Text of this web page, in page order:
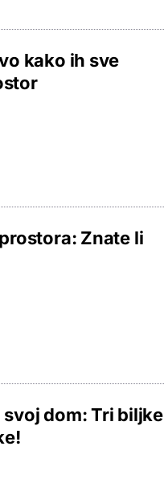
kako ih sve
Znate li
dom: Tri biljke